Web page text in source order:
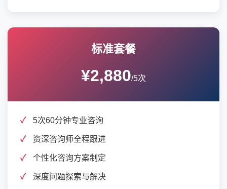
标准套餐
¥2,880/5次
5次60分钟专业咨询
资深咨询师全程跟进
个性化咨询方案制定
深度问题探索与解决